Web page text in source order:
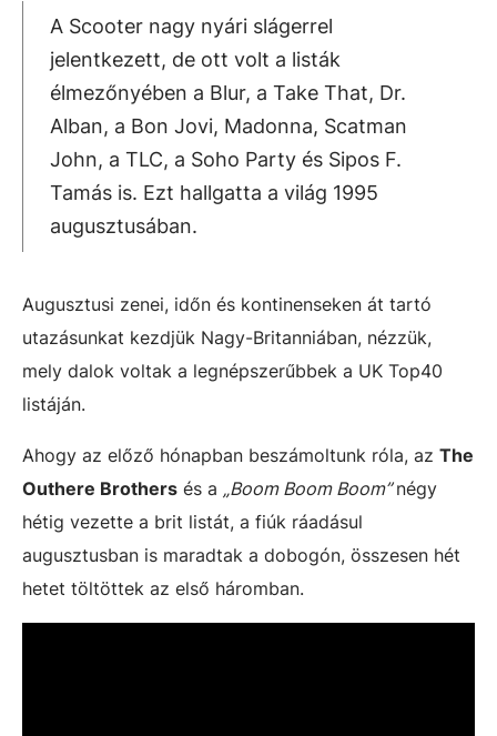
A Scooter nagy nyári slágerrel
jelentkezett, de ott volt a listák
élmezőnyében a Blur, a Take That, Dr.
Alban, a Bon Jovi, Madonna, Scatman
John, a TLC, a Soho Party és Sipos F.
Tamás is. Ezt hallgatta a világ 1995
augusztusában.
Augusztusi zenei, időn és kontinenseken át tartó
utazásunkat kezdjük Nagy-Britanniában, nézzük,
mely dalok voltak a legnépszerűbbek a UK Top40
listáján.
Ahogy az előző hónapban beszámoltunk róla, az The
Outhere Brothers és a „Boom Boom Boom”négy
hétig vezette a brit listát, a fiúk ráadásul
augusztusban is maradtak a dobogón, összesen hét
hetet töltöttek az első háromban.